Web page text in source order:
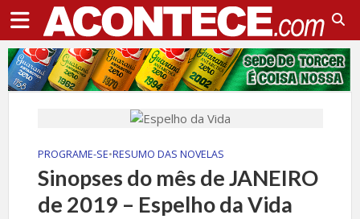
PROGRAME-SE•RESUMO DAS NOVELAS
Sinopses do mês de JANEIRO
de 2019 – Espelho da Vida